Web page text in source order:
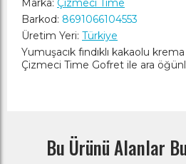
Marka: Çizmeci Time
Barkod: 8691066104553
Üretim Yeri: Türkiye
Yumuşacık fındıklı kakaolu krema
Çizmeci Time Gofret ile ara
Bu Ürünü Alanlar